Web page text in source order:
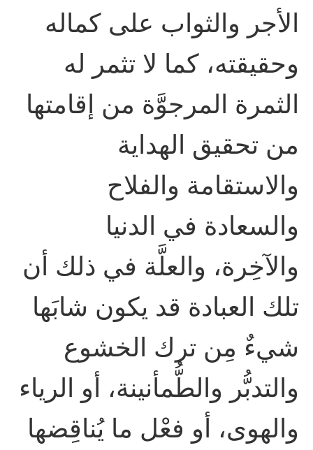
الأجر والثواب على كماله
وحقيقته، كما لا تثمر له
الثمرة المرجوَّة من إقامتها
من تحقيق الهداية
والاستقامة والفلاح
والسعادة في الدنيا
والآخِرة، والعلَّة في ذلك أن
تلك العبادة قد يكون شابَها
شيءٌ مِن ترك الخشوع
والتدبُّر والطُّمأنينة، أو الرياء
والهوى، أو فعْل ما يُناقِضها